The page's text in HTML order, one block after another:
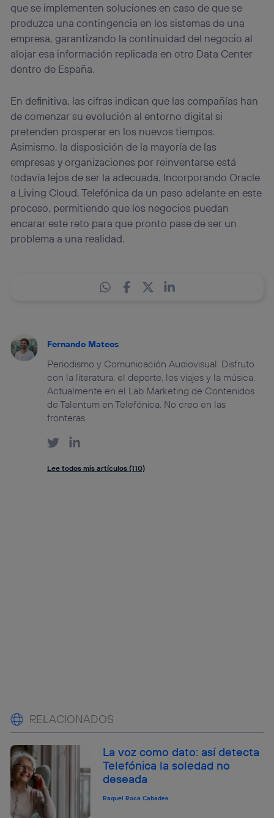
que se implementen soluciones en caso de que se
produzca una contingencia en los sistemas de una
empresa, garantizando la continuidad del negocio al
alojar esa información replicada en otro Data Center
dentro de España.
En definitiva, las cifras indican que las compañías han
de comenzar su evolución al entorno digital si
pretenden prosperar en los nuevos tiempos.
Asimismo, la disposición de la mayoría de las
empresas y organizaciones por reinventarse está
todavía lejos de ser la adecuada. Incorporando Oracle
a Living Cloud, Telefónica da un paso adelante en este
proceso, permitiendo que los negocios puedan
encarar este reto para que pronto pase de ser un
problema a una realidad.
Fernando Mateos
Periodismo y Comunicación Audiovisual. Disfruto
con la literatura, el deporte, los viajes y la música.
Actualmente en el Lab Marketing de Contenidos
de Talentum en Telefónica. No creo en las
fronteras.
Lee todos mis artículos (110)
RELACIONADOS
La voz como dato: así detecta
Telefónica la soledad no
deseada
Raquel Roca Cabades